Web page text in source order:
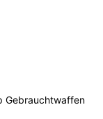
Gebrauchtwaffen